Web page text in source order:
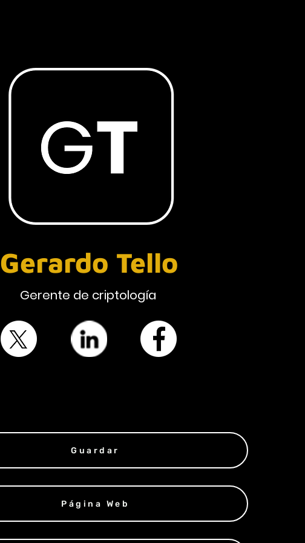
Gerardo Tello
Gerente de criptología
Guardar
Página Web